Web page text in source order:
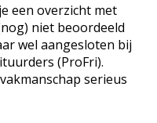
een overzicht met
niet beoordeeld
wel aangesloten bij
(ProFri).
serieus